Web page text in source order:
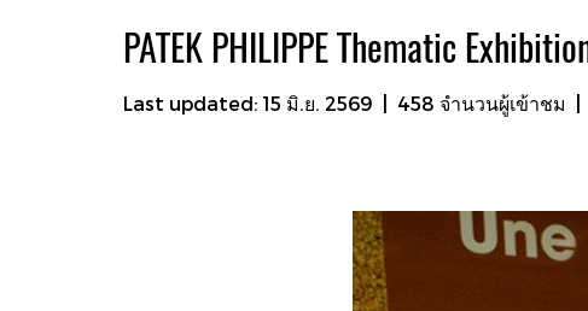
PATEK PHILIPPE Thematic
Last updated: 15 มิ.ย. 2569 458 จำนวนผู้เข้าชม